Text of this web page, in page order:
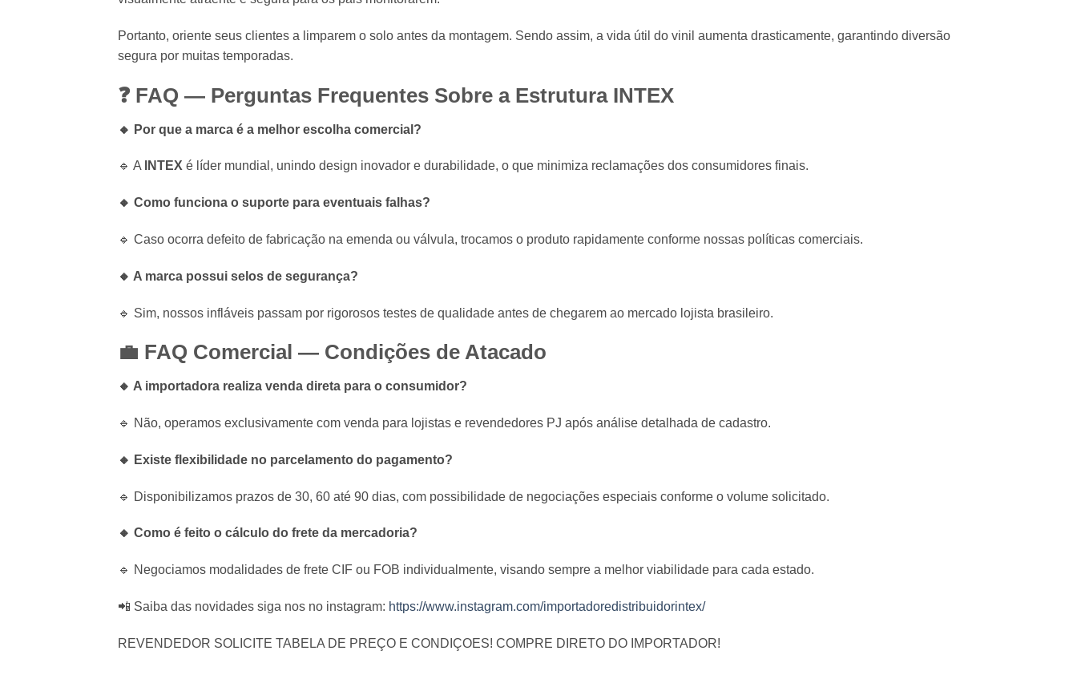
Portanto, oriente seus clientes a limparem o solo antes da montagem. Sendo assim, a vida útil do vinil aumenta drasticamente, garantindo diversão
segura por muitas temporadas.
❓ FAQ — Perguntas Frequentes Sobre a Estrutura INTEX
🔸 Por que a marca é a melhor escolha comercial?
🔹 A INTEX é líder mundial, unindo design inovador e durabilidade, o que minimiza reclamações dos consumidores finais.
🔸 Como funciona o suporte para eventuais falhas?
🔹 Caso ocorra defeito de fabricação na emenda ou válvula, trocamos o produto rapidamente conforme nossas políticas comerciais.
🔸 A marca possui selos de segurança?
🔹 Sim, nossos infláveis passam por rigorosos testes de qualidade antes de chegarem ao mercado lojista brasileiro.
💼 FAQ Comercial — Condições de Atacado
🔸 A importadora realiza venda direta para o consumidor?
🔹 Não, operamos exclusivamente com venda para lojistas e revendedores PJ após análise detalhada de cadastro.
🔸 Existe flexibilidade no parcelamento do pagamento?
🔹 Disponibilizamos prazos de 30, 60 até 90 dias, com possibilidade de negociações especiais conforme o volume solicitado.
🔸 Como é feito o cálculo do frete da mercadoria?
🔹 Negociamos modalidades de frete CIF ou FOB individualmente, visando sempre a melhor viabilidade para cada estado.
📲 Saiba das novidades siga nos no instagram: https://www.instagram.com/importadoredistribuidorintex/
REVENDEDOR SOLICITE TABELA DE PREÇO E CONDIÇOES! COMPRE DIRETO DO IMPORTADOR!